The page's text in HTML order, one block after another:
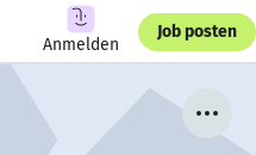
Anmelden
Job posten